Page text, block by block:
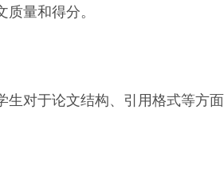
量和得分。
生对于论文结构、引用格式等方面